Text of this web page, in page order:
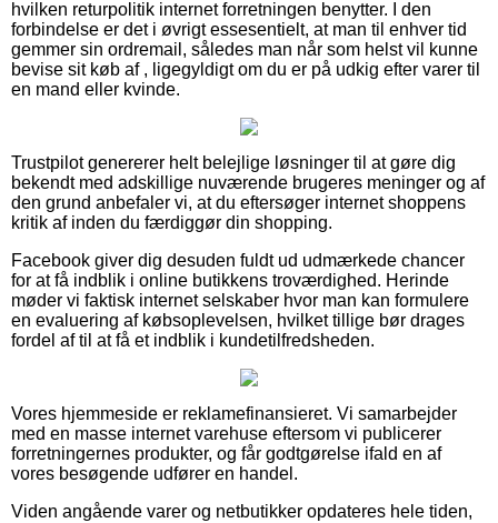
hvilken returpolitik internet forretningen benytter. I den
forbindelse er det i øvrigt essesentielt, at man til enhver tid
gemmer sin ordremail, således man når som helst vil kunne
bevise sit køb af , ligegyldigt om du er på udkig efter varer til
en mand eller kvinde.
Trustpilot genererer helt belejlige løsninger til at gøre dig
bekendt med adskillige nuværende brugeres meninger og af
den grund anbefaler vi, at du eftersøger internet shoppens
kritik af inden du færdiggør din shopping.
Facebook giver dig desuden fuldt ud udmærkede chancer
for at få indblik i online butikkens troværdighed. Herinde
møder vi faktisk internet selskaber hvor man kan formulere
en evaluering af købsoplevelsen, hvilket tillige bør drages
fordel af til at få et indblik i kundetilfredsheden.
Vores hjemmeside er reklamefinansieret. Vi samarbejder
med en masse internet varehuse eftersom vi publicerer
forretningernes produkter, og får godtgørelse ifald en af
vores besøgende udfører en handel.
Viden angående varer og netbutikker opdateres hele tiden,